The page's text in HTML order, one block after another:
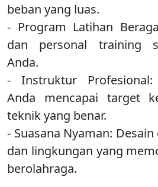
beban yang luas.
- Program Latihan
dan personal training
Anda.
- Instruktur
Anda mencapai target
teknik yang benar.
- Suasana Nyaman:
dan lingkungan yang
berolahraga.